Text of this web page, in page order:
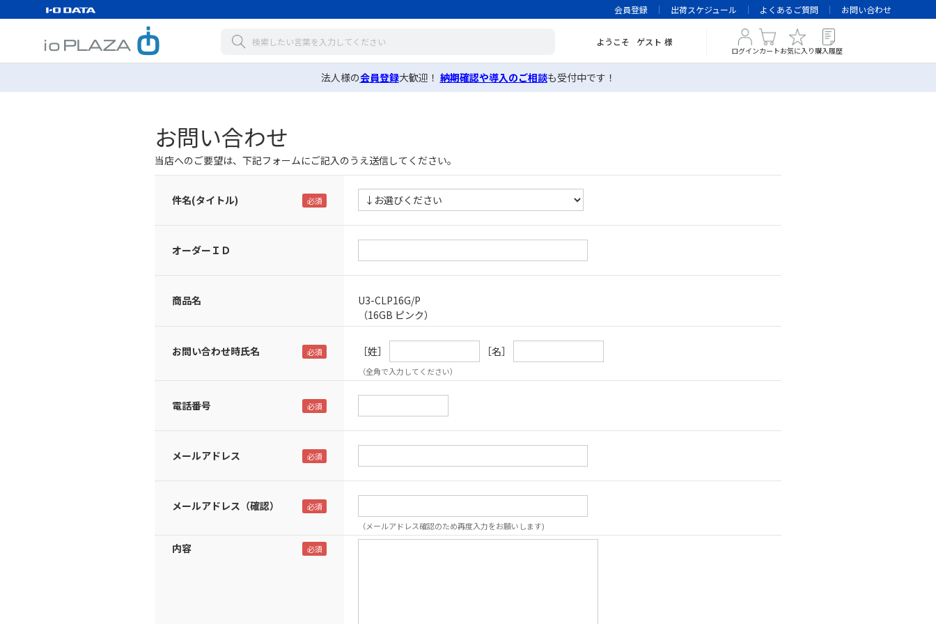
会員登録 出荷スケジュール よくあるご質問 お問い合わせ
ようこそ ゲスト 様
ログインカートお気に入り 購入履歴
法人様の会員登録大歓迎！ 納期確認や導入のご相談も受付中です！
お問い合わせ
当店へのご要望は、下記フォームにご記入のうえ送信してください。
件名(タイトル)
オーダーＩＤ
商品名
U3-CLP16G/P
（16GB ピンク）
お問い合わせ時氏名 ［姓］ ［名］
（全角で入力してください）
電話番号
メールアドレス
メールアドレス（確認）
（メールアドレス確認のため再度入力をお願いします)
内容